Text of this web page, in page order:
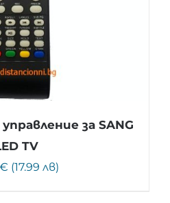
за SANG
TV
(17.99 лв)